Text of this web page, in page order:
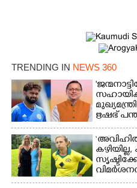
TRENDING IN NEWS 360
ഋഷഭ്
ഭാര്യ